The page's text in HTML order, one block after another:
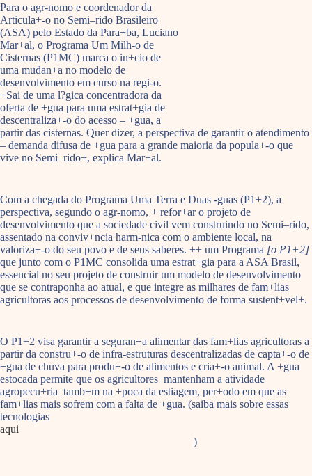
Para o agr-nomo e coordenador da
Articula+-o no Semi–rido Brasileiro
(ASA) pelo Estado da Para+ba, Luciano
Mar+al, o Programa Um Milh-o de
Cisternas (P1MC) marca o in+cio de
uma mudan+a no modelo de
desenvolvimento em curso na regi-o.
+Sai de uma l?gica concentradora da
oferta de +gua para uma estrat+gia de
descentraliza+-o do acesso – +gua, a
partir das cisternas. Quer dizer, a perspectiva de garantir o atendimento
– demanda difusa de +gua para a grande maioria da popula+-o que
vive no Semi–rido+, explica Mar+al.
Com a chegada do Programa Uma Terra e Duas -guas (P1+2), a
perspectiva, segundo o agr-nomo, + refor+ar o projeto de
desenvolvimento que a sociedade civil vem construindo no Semi–rido,
assentado na conviv+ncia harm-nica com o ambiente local, na
valoriza+-o do seu povo e de seus saberes. ++ um Programa [o P1+2]
que junto com o P1MC consolida uma estrat+gia para a ASA Brasil,
essencial no seu projeto de construir um modelo de desenvolvimento
que se contraponha ao atual, e que integre as milhares de fam+lias
agricultoras aos processos de desenvolvimento de forma sustent+vel+.
O P1+2 visa garantir a seguran+a alimentar das fam+lias agricultoras a
partir da constru+-o de infra-estruturas descentralizadas de capta+-o de
+gua de chuva para produ+-o de alimentos e cria+-o animal. A +gua
estocada permite que os agricultores mantenham a atividade
agropecu+ria tamb+m na +poca da estiagem, per+odo em que as
fam+lias mais sofrem com a falta de +gua. (saiba mais sobre essas
tecnologias
aqui
)